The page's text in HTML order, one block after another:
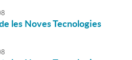
les Noves Tecnologies